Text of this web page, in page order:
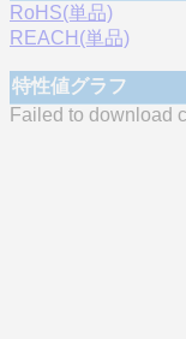
RoHS(単品)
REACH(単品)
特性値グラフ
Failed to download